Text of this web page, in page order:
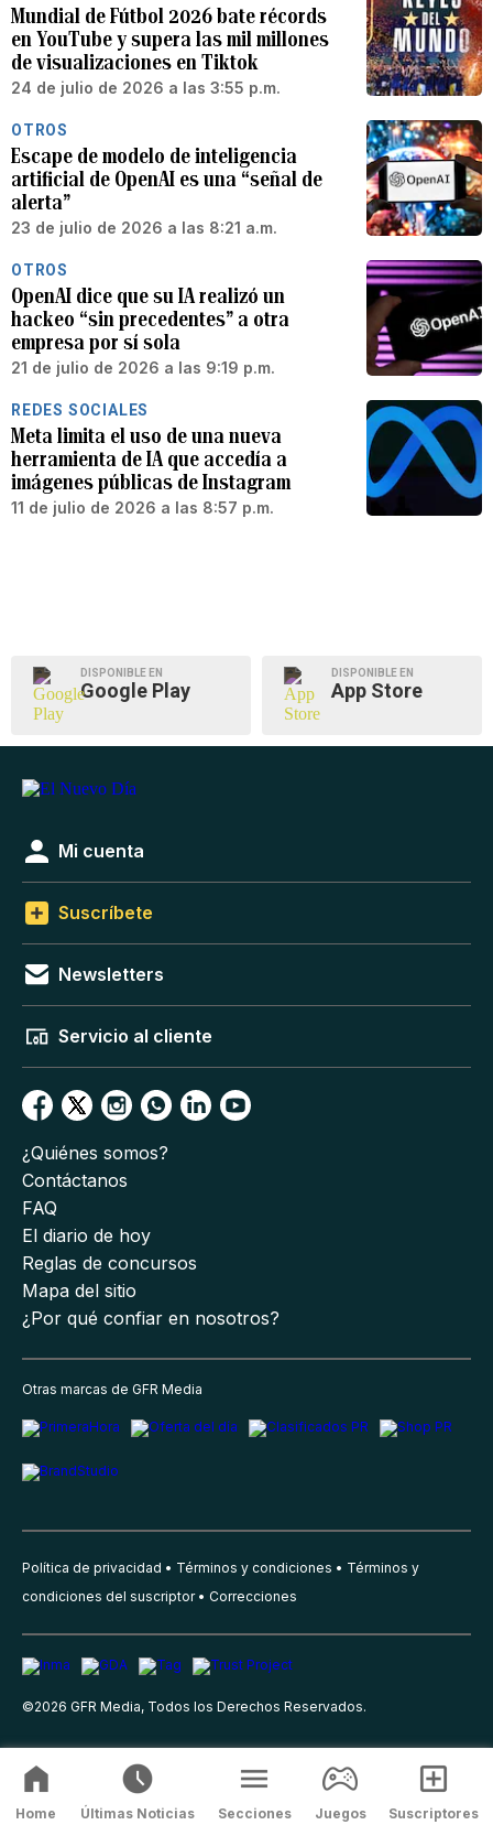
Mundial de Fútbol 2026 bate récords
en YouTube y supera las mil millones
de visualizaciones en Tiktok
24 de julio de 2026 a las 3:55 p.m.
OTROS
Escape de modelo de inteligencia
artificial de OpenAI es una “señal de
alerta”
23 de julio de 2026 a las 8:21 a.m.
OTROS
OpenAI dice que su IA realizó un
hackeo “sin precedentes” a otra
empresa por sí sola
21 de julio de 2026 a las 9:19 p.m.
REDES SOCIALES
Meta limita el uso de una nueva
herramienta de IA que accedía a
imágenes públicas de Instagram
11 de julio de 2026 a las 8:57 p.m.
DISPONIBLE EN
Google Play
DISPONIBLE EN
App Store
Mi cuenta
Suscríbete
Newsletters
Servicio al cliente
¿Quiénes somos?
Contáctanos
FAQ
El diario de hoy
Reglas de concursos
Mapa del sitio
¿Por qué confiar en nosotros?
Otras marcas de GFR Media
Política de privacidad Términos y condiciones
Términos y
condiciones del suscriptor
Correcciones
©2026 GFR Media, Todos los Derechos Reservados.
Home Últimas Noticias Secciones Juegos Suscriptores